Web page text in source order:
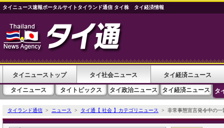
タイニュース速報ポータルサイトタイランド通信 タイ株 タイ経済情報
タイニューストップ タイ社会ニュース タイ経済ニュース
タイニュース タイトピックス タイ政治ニュース タイ経済ニュース タ
タイランド通信 > ニュース > タイ通【 社会 】カテゴリニュース > 非常事態宣言発令中の一